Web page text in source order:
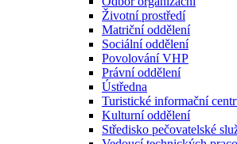
Životní prostředí
Matriční oddělení
Sociální oddělení
Povolování VHP
Právní oddělení
Ústředna
Turistické informační
Kulturní oddělení
Středisko pečovatelské